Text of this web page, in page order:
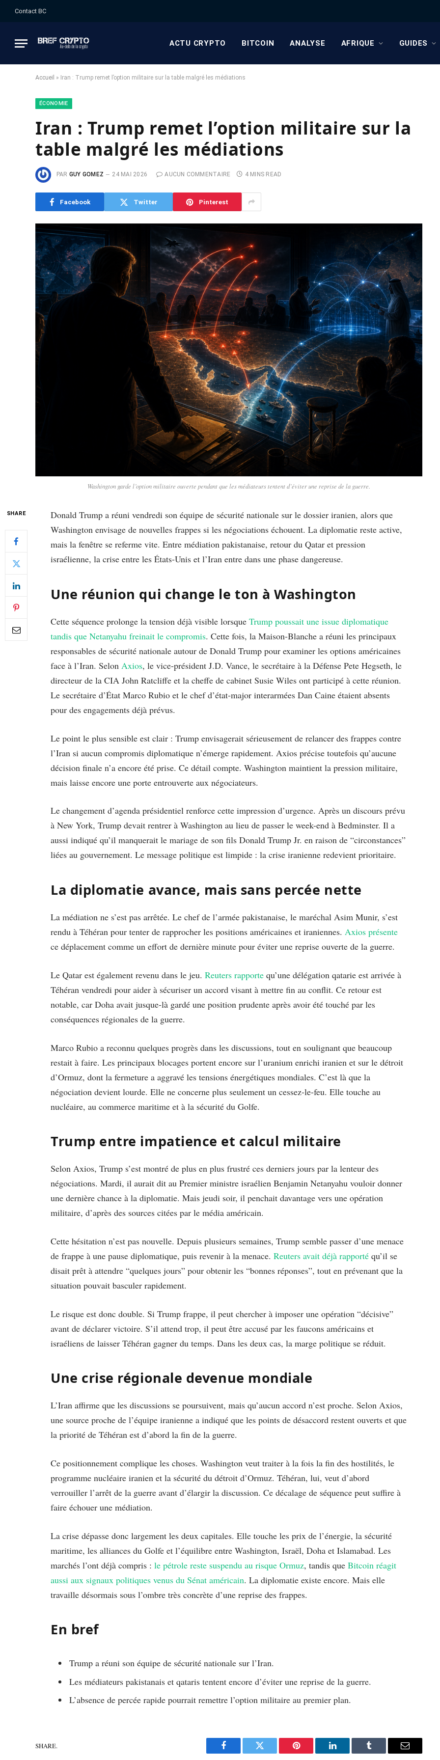
Contact BC
ACTU CRYPTO BITCOIN ANALYSE AFRIQUE GUIDES
Accueil » Iran : Trump remet l’option militaire sur la table malgré les médiations
ÉCONOMIE
Iran : Trump remet l’option militaire sur la
table malgré les médiations
PAR GUY GOMEZ 24 MAI 2026 AUCUN COMMENTAIRE 4 MINS READ
Facebook Twitter Pinterest
Washington garde l’option militaire ouverte pendant que les médiateurs tentent d’éviter une reprise de la guerre.
SHARE
Donald Trump a réuni vendredi son équipe de sécurité nationale sur le dossier iranien, alors que
Washington envisage de nouvelles frappes si les négociations échouent. La diplomatie reste active,
mais la fenêtre se referme vite. Entre médiation pakistanaise, retour du Qatar et pression
israélienne, la crise entre les États-Unis et l’Iran entre dans une phase dangereuse.
Une réunion qui change le ton à Washington
Cette séquence prolonge la tension déjà visible lorsque Trump poussait une issue diplomatique
tandis que Netanyahu freinait le compromis. Cette fois, la Maison-Blanche a réuni les principaux
responsables de sécurité nationale autour de Donald Trump pour examiner les options américaines
face à l’Iran. Selon Axios, le vice-président J.D. Vance, le secrétaire à la Défense Pete Hegseth, le
directeur de la CIA John Ratcliffe et la cheffe de cabinet Susie Wiles ont participé à cette réunion.
Le secrétaire d’État Marco Rubio et le chef d’état-major interarmées Dan Caine étaient absents
pour des engagements déjà prévus.
Le point le plus sensible est clair : Trump envisagerait sérieusement de relancer des frappes contre
l’Iran si aucun compromis diplomatique n’émerge rapidement. Axios précise toutefois qu’aucune
décision finale n’a encore été prise. Ce détail compte. Washington maintient la pression militaire,
mais laisse encore une porte entrouverte aux négociateurs.
Le changement d’agenda présidentiel renforce cette impression d’urgence. Après un discours prévu
à New York, Trump devait rentrer à Washington au lieu de passer le week-end à Bedminster. Il a
aussi indiqué qu’il manquerait le mariage de son fils Donald Trump Jr. en raison de “circonstances”
liées au gouvernement. Le message politique est limpide : la crise iranienne redevient prioritaire.
La diplomatie avance, mais sans percée nette
La médiation ne s’est pas arrêtée. Le chef de l’armée pakistanaise, le maréchal Asim Munir, s’est
rendu à Téhéran pour tenter de rapprocher les positions américaines et iraniennes. Axios présente
ce déplacement comme un effort de dernière minute pour éviter une reprise ouverte de la guerre.
Le Qatar est également revenu dans le jeu. Reuters rapporte qu’une délégation qatarie est arrivée à
Téhéran vendredi pour aider à sécuriser un accord visant à mettre fin au conflit. Ce retour est
notable, car Doha avait jusque-là gardé une position prudente après avoir été touché par les
conséquences régionales de la guerre.
Marco Rubio a reconnu quelques progrès dans les discussions, tout en soulignant que beaucoup
restait à faire. Les principaux blocages portent encore sur l’uranium enrichi iranien et sur le détroit
d’Ormuz, dont la fermeture a aggravé les tensions énergétiques mondiales. C’est là que la
négociation devient lourde. Elle ne concerne plus seulement un cessez-le-feu. Elle touche au
nucléaire, au commerce maritime et à la sécurité du Golfe.
Trump entre impatience et calcul militaire
Selon Axios, Trump s’est montré de plus en plus frustré ces derniers jours par la lenteur des
négociations. Mardi, il aurait dit au Premier ministre israélien Benjamin Netanyahu vouloir donner
une dernière chance à la diplomatie. Mais jeudi soir, il penchait davantage vers une opération
militaire, d’après des sources citées par le média américain.
Cette hésitation n’est pas nouvelle. Depuis plusieurs semaines, Trump semble passer d’une menace
de frappe à une pause diplomatique, puis revenir à la menace. Reuters avait déjà rapporté qu’il se
disait prêt à attendre “quelques jours” pour obtenir les “bonnes réponses”, tout en prévenant que la
situation pouvait basculer rapidement.
Le risque est donc double. Si Trump frappe, il peut chercher à imposer une opération “décisive”
avant de déclarer victoire. S’il attend trop, il peut être accusé par les faucons américains et
israéliens de laisser Téhéran gagner du temps. Dans les deux cas, la marge politique se réduit.
Une crise régionale devenue mondiale
L’Iran affirme que les discussions se poursuivent, mais qu’aucun accord n’est proche. Selon Axios,
une source proche de l’équipe iranienne a indiqué que les points de désaccord restent ouverts et que
la priorité de Téhéran est d’abord la fin de la guerre.
Ce positionnement complique les choses. Washington veut traiter à la fois la fin des hostilités, le
programme nucléaire iranien et la sécurité du détroit d’Ormuz. Téhéran, lui, veut d’abord
verrouiller l’arrêt de la guerre avant d’élargir la discussion. Ce décalage de séquence peut suffire à
faire échouer une médiation.
La crise dépasse donc largement les deux capitales. Elle touche les prix de l’énergie, la sécurité
maritime, les alliances du Golfe et l’équilibre entre Washington, Israël, Doha et Islamabad. Les
marchés l’ont déjà compris : le pétrole reste suspendu au risque Ormuz, tandis que Bitcoin réagit
aussi aux signaux politiques venus du Sénat américain. La diplomatie existe encore. Mais elle
travaille désormais sous l’ombre très concrète d’une reprise des frappes.
En bref
Trump a réuni son équipe de sécurité nationale sur l’Iran.
Les médiateurs pakistanais et qataris tentent encore d’éviter une reprise de la guerre.
L’absence de percée rapide pourrait remettre l’option militaire au premier plan.
SHARE.
Facebook Twitter Pinterest LinkedIn Tumblr Email